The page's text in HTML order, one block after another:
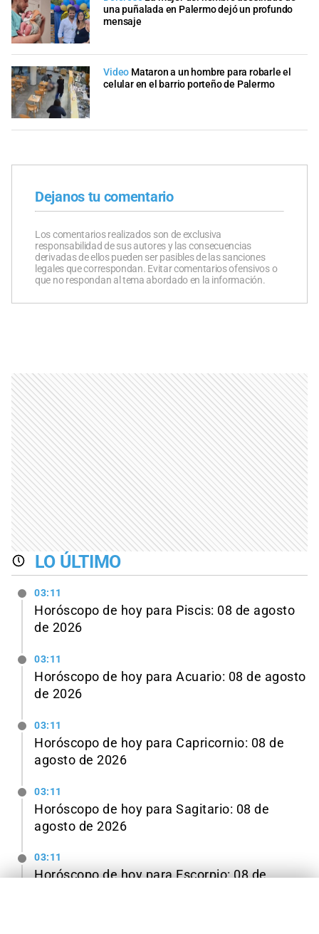
una puñalada en Palermo dejó un profundo
mensaje
Video Mataron a un hombre para robarle el
celular en el barrio porteño de Palermo
Dejanos tu comentario
Los comentarios realizados son de exclusiva
responsabilidad de sus autores y las consecuencias
derivadas de ellos pueden ser pasibles de las sanciones
legales que correspondan. Evitar comentarios ofensivos o
que no respondan al tema abordado en la información.
LO ÚLTIMO
03:11
Horóscopo de hoy para Piscis: 08 de agosto
de 2026
03:11
Horóscopo de hoy para Acuario: 08 de agosto
de 2026
03:11
Horóscopo de hoy para Capricornio: 08 de
agosto de 2026
03:11
Horóscopo de hoy para Sagitario: 08 de
agosto de 2026
03:11
Horóscopo de hoy para Escorpio: 08 de